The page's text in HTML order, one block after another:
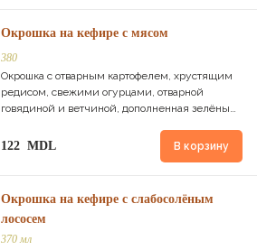
Окрошка на кефире с мясом
380
Окрошка с отварным картофелем, хрустящим
редисом, свежими огурцами, отварной
говядиной и ветчиной, дополненная зелёным
122 MDL В корзину
Окрошка на кефире с слабосолёным
лососем
370 мл